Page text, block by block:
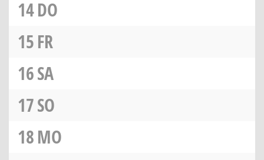
14DO
15FR
16SA
17SO
18MO